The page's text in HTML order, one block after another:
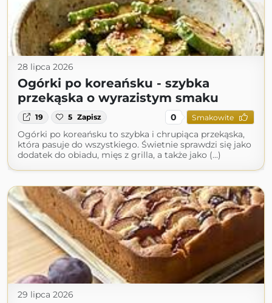
28 lipca 2026
Ogórki po koreańsku - szybka
przekąska o wyrazistym smaku
19 5 Zapisz 0 Smakowite
Ogórki po koreańsku to szybka i chrupiąca przekąska,
która pasuje do wszystkiego. Świetnie sprawdzi się jako
dodatek do obiadu, mięs z grilla, a także jako (...)
29 lipca 2026